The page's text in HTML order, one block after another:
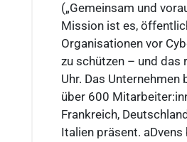
(„Gemeinsam und
Mission ist es,
Organisationen vor
zu schützen – und das
Uhr. Das
über 600
Frankreich,
Italien präsent. aDvens